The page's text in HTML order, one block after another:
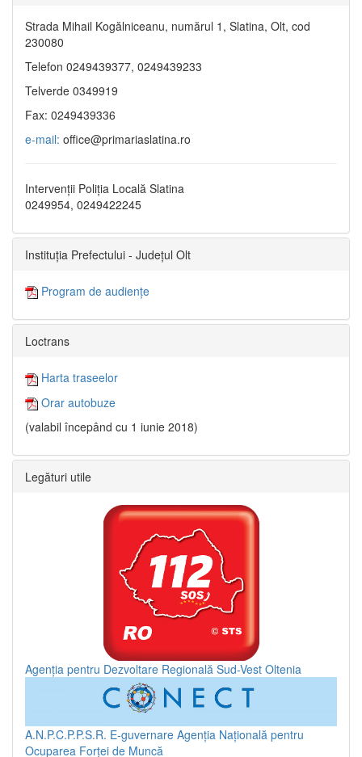
Strada Mihail Kogălniceanu, numărul 1, Slatina, Olt, cod
230080
Telefon 0249439377, 0249439233
Telverde 0349919
Fax: 0249439336
e-mail: office@primariaslatina.ro
Intervenții Poliția Locală Slatina
0249954, 0249422245
Instituția Prefectului - Județul Olt
Program de audiențe
Loctrans
Harta traseelor
Orar autobuze
(valabil începând cu 1 iunie 2018)
Legături utile
Agenția pentru Dezvoltare Regională Sud-Vest Oltenia
A.N.P.C.P.P.S.R. E-guvernare Agenția Națională pentru
Ocuparea Forței de Muncă